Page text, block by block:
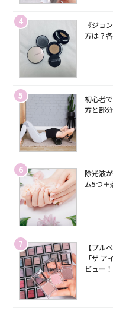
4
《ジョ
方は？
5
初心者
方と部
6
除光液
ム5つ＋
7
【ブル
「ザ
ビュー！